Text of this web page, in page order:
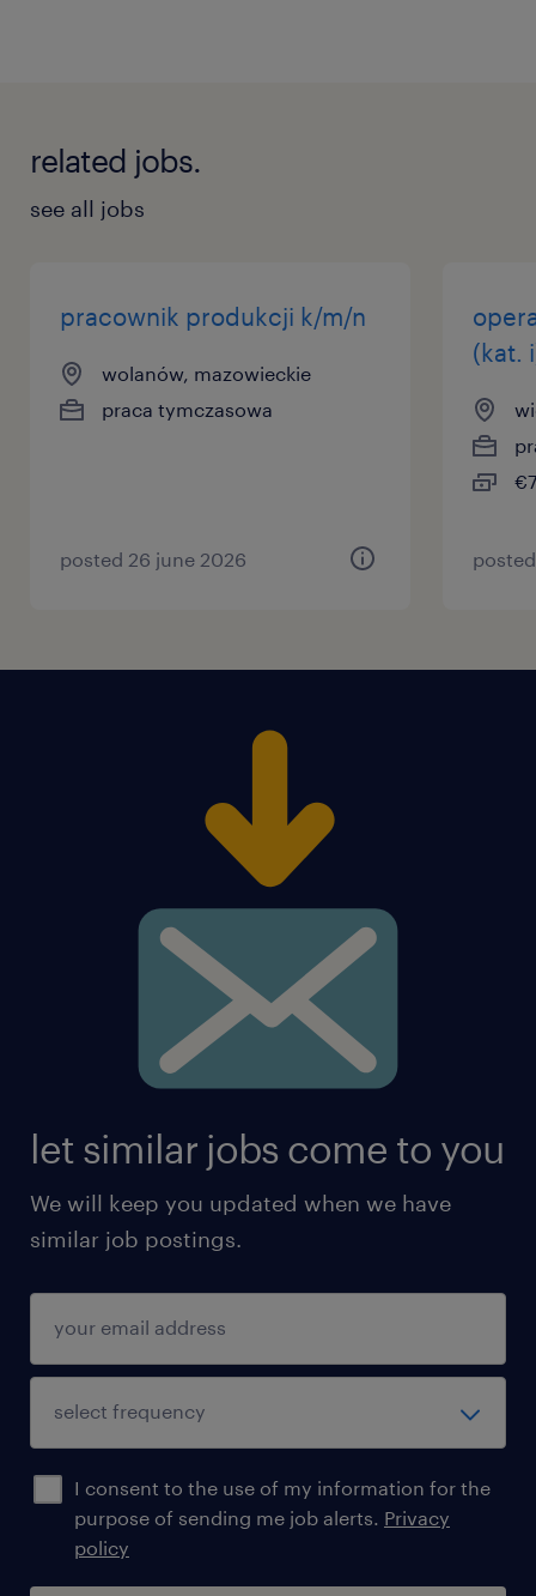
related jobs.
see all jobs
pracownik produkcji k/m/n
wolanów, mazowieckie
praca tymczasowa
posted 26 june 2026
(kat.
let similar jobs come to you
We will keep you updated when we have
similar job postings.
I consent to the use of my information for the
purpose of sending me job alerts. Privacy
policy